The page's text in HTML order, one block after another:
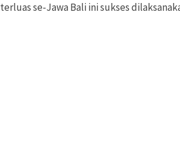
terluas se-Jawa Bali ini sukses